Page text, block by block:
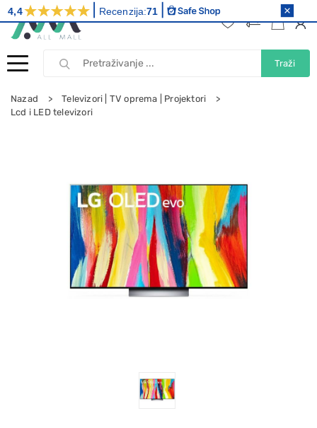
Traži
Nazad
Televizori | TV oprema | Projektori
Lcd i LED televizori
4,4 Recenzija:71